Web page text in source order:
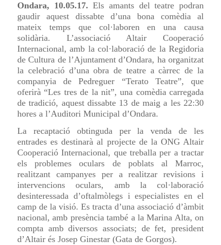
Ondara, 10.05.17.Els amants del teatre podran
gaudir aquest dissabte d’una bona comèdia al
mateix temps que col·laboren en una causa
solidària. L’associació Altair Cooperació
Internacional, amb la col·laboració de la Regidoria
de Cultura de l’Ajuntament d’Ondara, ha organitzat
la celebració d’una obra de teatre a càrrec de la
companyia de Pedreguer “Terato Teatre”, que
oferirà “Les tres de la nit”, una comèdia carregada
de tradició, aquest dissabte 13 de maig a les 22:30
hores a l’Auditori Municipal d’Ondara.
La recaptació obtinguda per la venda de les
entrades es destinarà al projecte de la ONG Altair
Cooperació Internacional, que treballa per a tractar
els problemes oculars de poblats al Marroc,
realitzant campanyes per a realitzar revisions i
intervencions oculars, amb la col·laboració
desinteressada d’oftalmòlegs i especialistes en el
camp de la visió. Es tracta d’una associació d’àmbit
nacional, amb presència també a la Marina Alta, on
compta amb diversos associats; de fet, president
d’Altair és Josep Ginestar (Gata de Gorgos).